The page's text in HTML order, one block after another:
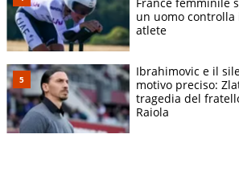
un uomo
atlete
Ibrahimovic e il
motivo preciso:
tragedia del
Raiola